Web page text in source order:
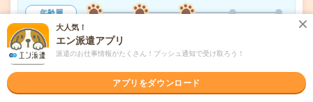
年齢層
男女比率
もっと見る
大人気！
エン派遣アプリ
派遣のお仕事情報がたくさん！プッシュ通知で受け取ろう！
アプリをダウンロード